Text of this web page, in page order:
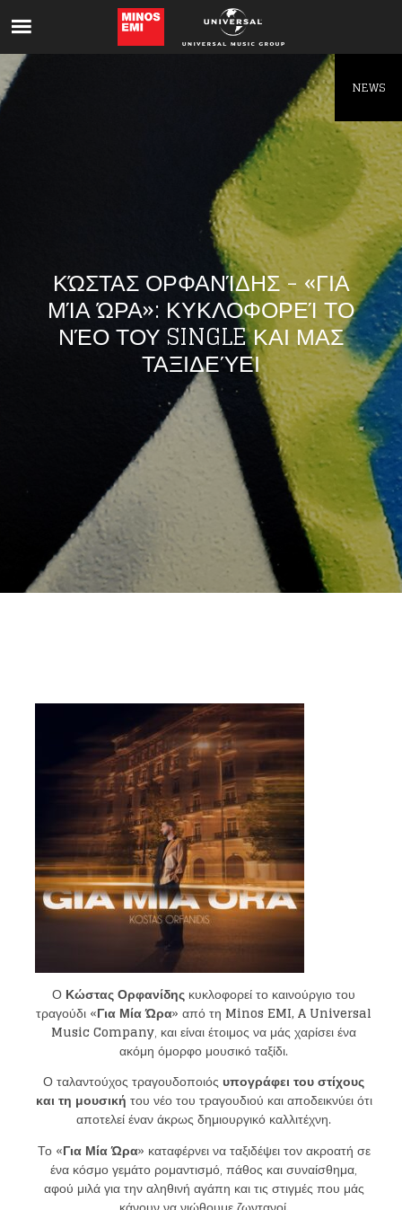
ΚΏΣΤΑΣ ΟΡΦΑΝΊΔΗΣ - «ΓΙΑ
ΜΊΑ ΏΡΑ»: ΚΥΚΛΟΦΟΡΕΊ ΤΟ
ΝΈΟ ΤΟΥ SINGLE ΚΑΙ ΜΑΣ
ΤΑΞΙΔΕΎΕΙ
Ο Κώστας Ορφανίδης κυκλοφορεί το καινούργιο του
τραγούδι «Για Μία Ώρα» από τη Minos EMI,A Universal
Music Company, και είναι έτοιμος να μάς χαρίσει ένα
ακόμη όμορφο μουσικό ταξίδι.
Ο ταλαντούχος τραγουδοποιός υπογράφει του στίχους
και τη μουσική του νέο του τραγουδιού και αποδεικνύει ότι
αποτελεί έναν άκρως δημιουργικό καλλιτέχνη.
Το «Για Μία Ώρα» καταφέρνει να ταξιδέψει τον ακροατή σε
ένα κόσμο γεμάτο ρομαντισμό, πάθος και συναίσθημα,
αφού μιλά για την αληθινή αγάπη και τις στιγμές που μάς
NEWS
Like being first?
Get news from your favorite artists before
everyone else.